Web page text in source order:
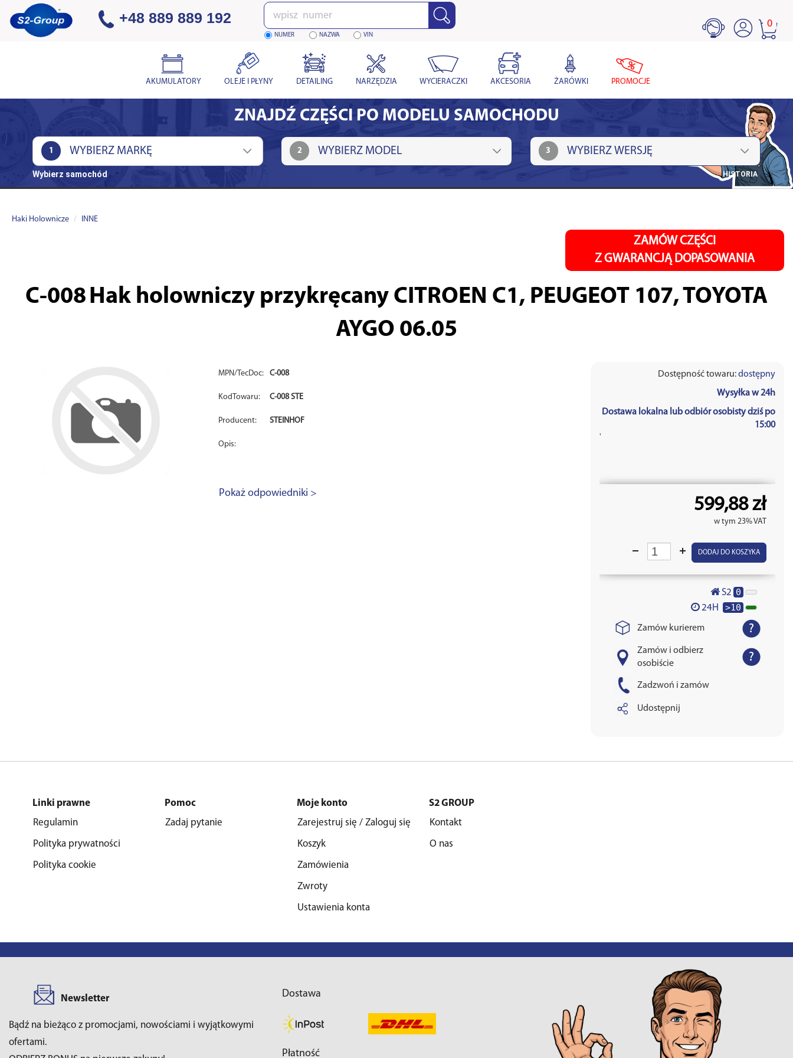
+48 889 889 192 Wpisz
numer
NUMER NAZWA VIN
0
AKUMULATORY OLEJE I PŁYNY DETAILING NARZĘDZIA WYCIERACZKI AKCESORIA ŻARÓWKI PROMOCJE
ZNAJDŹ CZĘŚCI PO MODELU SAMOCHODU
1 2 3
Wybierz samochód HISTORIA
Haki Holownicze INNE
ZAMÓW CZĘŚCI
Z GWARANCJĄ DOPASOWANIA
C-008 Hak holowniczy przykręcany CITROEN C1, PEUGEOT 107, TOYOTA
AYGO 06.05
MPN/TecDoc: C-008
KodTowaru: C-008 STE
Producent: STEINHOF
Opis:
Pokaż odpowiedniki >
Dostępność towaru:dostępny
Wysyłka w 24h
Dostawa lokalna lub odbiór osobisty dziś po
15:00
'
599,88 zł
w tym 23% VAT
DODAJ DO KOSZYKA
S2 0
24H >10
Zamów kurierem
Zamów i odbierz
osobiście
Zadzwoń i zamów
Udostępnij
Linki prawne
Regulamin
Polityka prywatności
Polityka cookie
Pomoc
Zadaj pytanie
Moje konto
Zarejestruj się / Zaloguj się
Koszyk
Zamówienia
Zwroty
Ustawienia konta
S2 GROUP
Kontakt
O nas
Newsletter
Bądź na bieżąco z promocjami, nowościami i wyjątkowymi
ofertami.
Dostawa
Płatność